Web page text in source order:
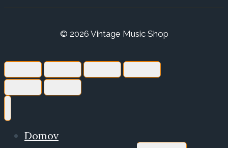
© 2026 Vintage Music Shop
Domov